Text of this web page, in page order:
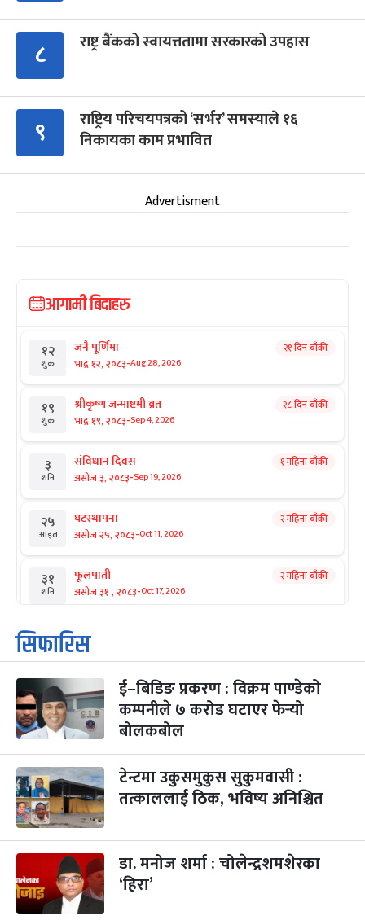
८ राष्ट्र बैंकको स्वायत्ततामा सरकारको उपहास
९
राष्ट्रिय परिचयपत्रको ‘सर्भर’ समस्याले १६
निकायका काम प्रभावित
Advertisment
आगामी बिदाहरु
१२
शुक्र
जनै पूर्णिमा
भाद्र १२, २०८३-Aug 28, 2026
२१ दिन बाँकी
१९
शुक्र
श्रीकृष्ण जन्माष्टमी व्रत
भाद्र १९, २०८३-Sep 4, 2026
२८ दिन बाँकी
३
शनि
संविधान दिवस
असोज ३, २०८३-Sep 19, 2026
१ महिना बाँकी
२५
आइत
घटस्थापना
असोज २५, २०८३-Oct 11, 2026
२ महिना बाँकी
३१
शनि
फूलपाती
असोज ३१ , २०८३-Oct 17, 2026
२ महिना बाँकी
१
आइत
कार्तिक सङ्क्रान्ति
कार्तिक १, २०८३
३
मंगल
महानवमी
कार्तिक ३, २०८३-Oct 20, 2026
२ महिना बाँकी
४
५
बिहि
पापा‌ङ्कुशा एकादशी व्रत
कार्तिक ५, २०८३
२ महिना बाँकी
आइत
कुकुर तिहार
कार्तिक २२, २०८३-Nov 8, 2026
३ महिना बाँकी
सिफारिस
ई–बिडिङ प्रकरण : विक्रम पाण्डेको
कम्पनीले ७ करोड घटाएर फेर्‍यो
बोलकबोल
टेन्टमा उकुसमुकुस सुकुमवासी :
तत्काललाई ठिक, भविष्य अनिश्चित
डा. मनोज शर्मा : चोलेन्द्रशमशेरका
‘हिरा’